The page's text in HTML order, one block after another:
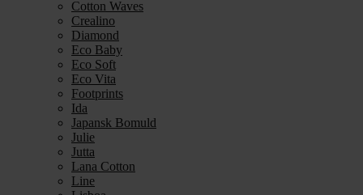
Cotton Waves
Crealino
Diamond
Eco Baby
Eco Soft
Eco Vita
Footprints
Ida
Japansk Bomuld
Julie
Jutta
Lana Cotton
Line